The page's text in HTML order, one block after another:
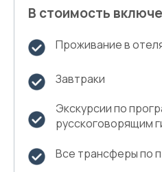
В стоимость
Проживание в
Завтраки
Экскурсии по
русскоговорящим
Все трансферы по